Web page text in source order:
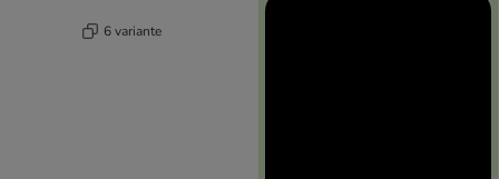
6 variante